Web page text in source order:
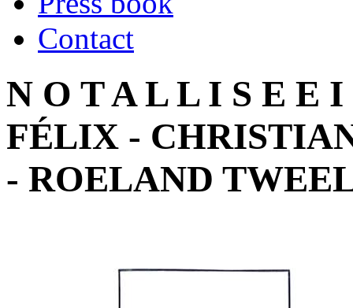
Contact
N O T A L L I S E E
FÉLIX -
- ROELAND